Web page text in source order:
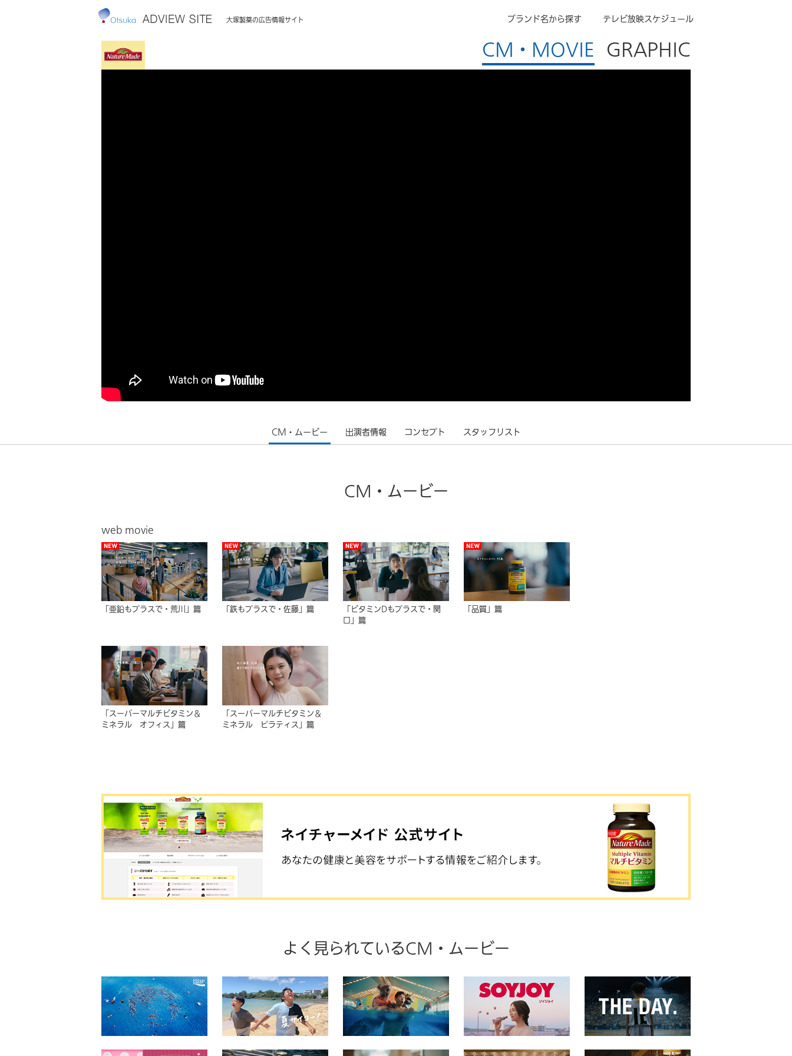
大塚製薬の広告情報サイト ブランド名から探す テレビ放映スケジュール
CM・MOVIE GRAPHIC
CM・ムービー 出演者情報 コンセプト スタッフリスト
CM・ムービー
web movie
「亜鉛もプラスで・荒川」篇 「鉄もプラスで・佐藤」篇
「ビタミンDもプラスで・関
口」篇
「品質」篇
「スーパーマルチビタミン＆
ミネラル オフィス」篇
「スーパーマルチビタミン＆
ミネラル ピラティス」篇
よく見られているCM・ムービー